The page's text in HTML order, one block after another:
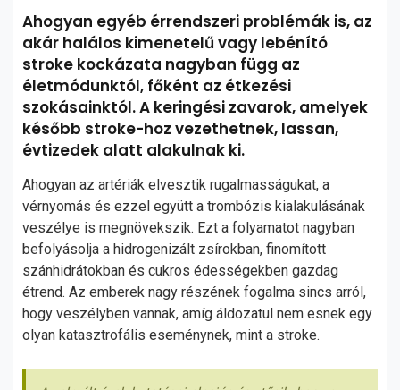
Ahogyan egyéb érrendszeri problémák is, az
akár halálos kimenetelű vagy lebénító
stroke kockázata nagyban függ az
életmódunktól, főként az étkezési
szokásainktól. A keringési zavarok, amelyek
később stroke-hoz vezethetnek, lassan,
évtizedek alatt alakulnak ki.
Ahogyan az artériák elvesztik rugalmasságukat, a
vérnyomás és ezzel együtt a trombózis kialakulásának
veszélye is megnövekszik. Ezt a folyamatot nagyban
befolyásolja a hidrogenizált zsírokban, finomított
szánhidrátokban és cukros édességekben gazdag
étrend. Az emberek nagy részének fogalma sincs arról,
hogy veszélyben vannak, amíg áldozatul nem esnek egy
olyan katasztrofális eseménynek, mint a stroke.